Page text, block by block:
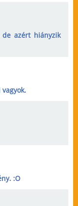
azért hiányzik
:O